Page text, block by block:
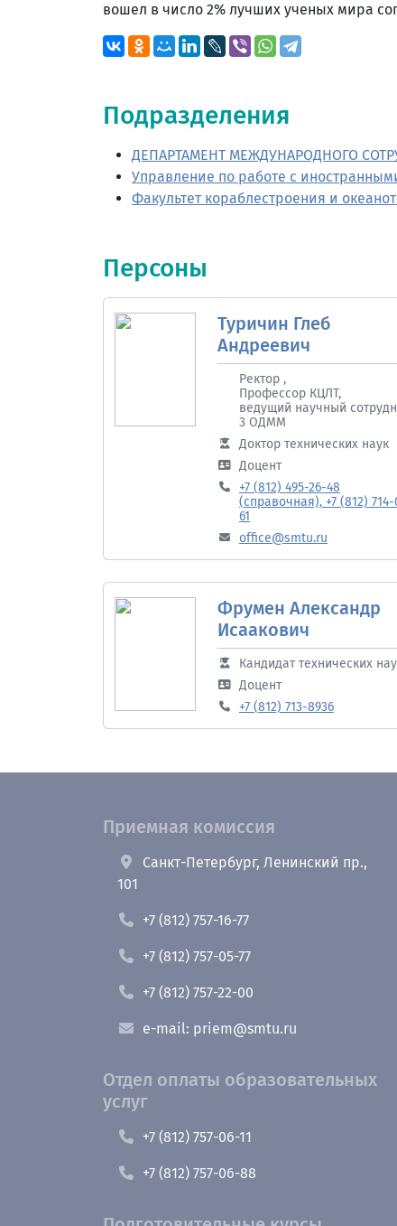
вошел в число 2% лучших ученых мира
Подразделения
ДЕПАРТАМЕНТ МЕЖДУНАРОДНОГО
Управление по работе с
Факультет кораблестроения и
Персоны
Туричин Глеб
Андреевич
Ректор ,
Профессор КЦЛТ,
ведущий научный
3 ОДММ
Доктор технических наук
Доцент
+7 (812) 495-26-48
(справочная), +7 (812) 714-
61
office@smtu.ru
Фрумен Александр
Исаакович
Кандидат технических
Доцент
+7 (812) 713-8936
Приемная комиссия
Санкт-Петербург, Ленинский пр.,
101
+7 (812) 757-16-77
+7 (812) 757-05-77
+7 (812) 757-22-00
e-mail: priem@smtu.ru
Отдел оплаты образовательных
услуг
+7 (812) 757-06-11
+7 (812) 757-06-88